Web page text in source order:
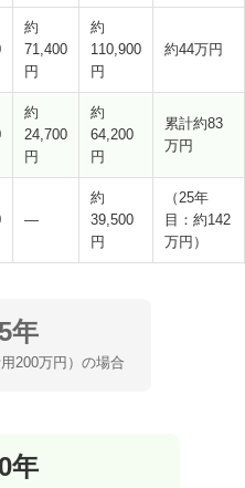
約
71,400
円
約
110,900
円
約44万円
約
24,700
円
約
64,200
円
累計約83
万円
—
約
39,500
円
（25年
目：約142
万円）
年
200万円）の場合
年